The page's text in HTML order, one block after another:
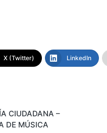
X (Twitter) LinkedIn
CIUDADANA –
DE MÚSICA